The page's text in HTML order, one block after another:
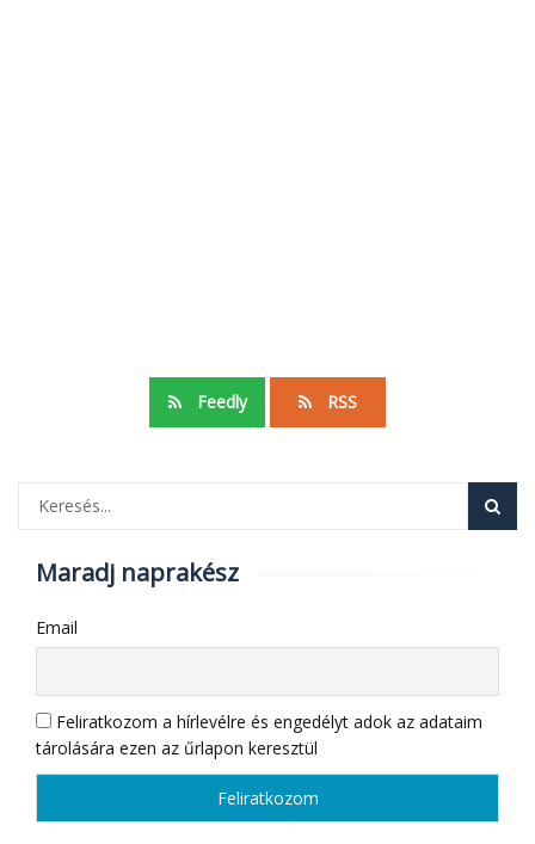
Feedly RSS
Maradj naprakész
Email
Feliratkozom a hírlevélre és engedélyt adok az adataim
tárolására ezen az űrlapon keresztül